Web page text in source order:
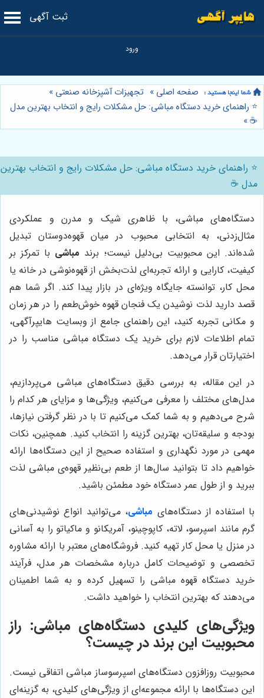
ثبت آگهی
صفحه اصلی » تجهیزات آشپزخانه صنعتی »
⭐️ راهنمای خرید دستگاه مباشی: حل مشکلات رایج و انتخاب بهترین مدل
☕️
»
⭐️ راهنمای خرید دستگاه مباشی: حل مشکلات رایج و انتخاب بهترین
مدل ☕️
دستگاه‌های مباشی، با ظاهری شیک و مدرن و عملکردی
مثال‌زدنی، به انتخابی محبوب در میان قهوه‌دوستان تبدیل
شده‌اند. این محبوبیت بی‌دلیل نیست؛ برند مباشی با تمرکز بر
کیفیت، کارایی و ارائه تجربه‌ای لذت‌بخش از قهوه‌نوشی در خانه یا
محل کار، توانسته جایگاه ویژه‌ای در بازار پیدا کند. اگر شما هم
قصد دارید لذت نوشیدن یک فنجان قهوه خوش‌طعم را در هر زمان
و مکانی تجربه کنید، این راهنمای جامع از وبسایت هایپرآگهی،
تمام اطلاعات لازم برای خرید یک دستگاه مباشی مناسب را در
اختیارتان قرار می‌دهد.
در این مقاله، به بررسی دقیق دستگاه‌های مباشی می‌پردازیم،
مدل‌های مختلف را معرفی می‌کنیم، ویژگی‌ها و مزایای هر کدام را
شرح می‌دهیم و به شما کمک می‌کنیم تا با در نظر گرفتن نیازها،
بودجه و سلیقه‌تان، بهترین گزینه را انتخاب کنید. همچنین، نکات
مهمی در مورد نگهداری و استفاده صحیح از این دستگاه‌ها ارائه
خواهیم داد تا بتوانید سال‌ها از طعم بی‌نظیر قهوه‌ی مباشی لذت
ببرید و از طول عمر دستگاه خود مطمئن باشید.
با استفاده از دستگاه‌های مباشی، می‌توانید انواع نوشیدنی‌های
گرم مانند اسپرسو، لاته، کاپوچینو، آمریکانو و ماکیاتو را به آسانی
در منزل یا محل کار تهیه کنید. فروشگاه‌های معتبر با ارائه مشاوره
تخصصی و توضیحات کامل درباره مشخصات هر مدل، فرآیند
خرید دستگاه قهوه مباشی را تسهیل کرده و به شما اطمینان
می‌دهند که بهترین انتخاب را خواهید داشت.
ویژگی‌های کلیدی دستگاه‌های مباشی: راز
محبوبیت این برند در چیست؟
محبوبیت روزافزون دستگاه‌های اسپرسوساز مباشی اتفاقی نیست.
این دستگاه‌ها با ارائه مجموعه‌ای از ویژگی‌های کلیدی، به گزینه‌ای